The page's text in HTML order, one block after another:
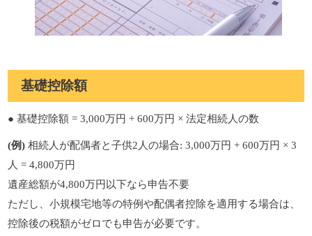
基礎控除額
● 基礎控除額 = 3,000万円 + 600万円 × 法定相続人の数
(例) 相続人が配偶者と子供2人の場合: 3,000万円 + 600万円 × 3
人 = 4,800万円
遺産総額が4,800万円以下なら申告不要
ただし、小規模宅地等の特例や配偶者控除を適用する場合は、
控除後の税額がゼロでも申告が必要です。